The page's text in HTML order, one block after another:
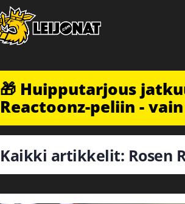
🎁 Huipputarjous
Reactoonz-peliin -
Kaikki artikkelit: Rosen